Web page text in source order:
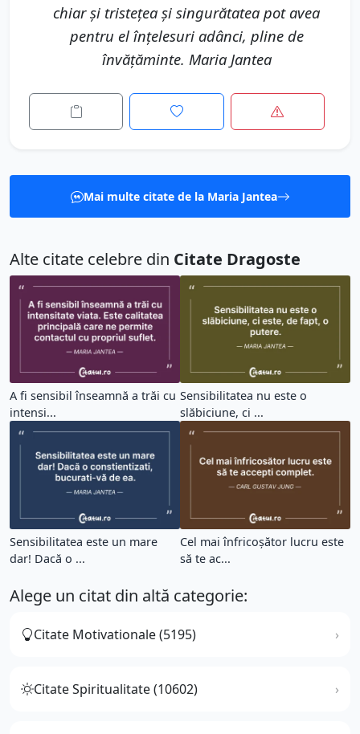
chiar și tristețea și singurătatea pot avea
pentru el înțelesuri adânci, pline de
învățăminte. Maria Jantea
Mai multe citate de la Maria Jantea
Alte citate celebre din Citate Dragoste
A fi sensibil înseamnă a trăi cu
intensi...
Sensibilitatea nu este o
slăbiciune, ci ...
Sensibilitatea este un mare
dar! Dacă o ...
Cel mai înfricoșător lucru este
să te ac...
Alege un citat din altă categorie:
Citate Motivationale (5195)
Citate Spiritualitate (10602)